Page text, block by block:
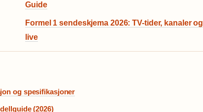
Guide
Formel 1 sendeskjema 2026: TV-tider, kanaler og
live
og spesifikasjoner
(2026)